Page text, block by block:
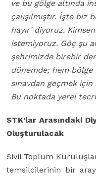
ve bu gölge altında
çalışılmıştır. İşte biz
hayır’ diyoruz.
istemiyoruz. Göç şu
şehrimizde birebir
dönemde; hem
sınavdan geçmek
Bu noktada yerel
STK’lar Arasındaki
Oluşturulacak
Sivil Toplum
temsilcilerinin bir